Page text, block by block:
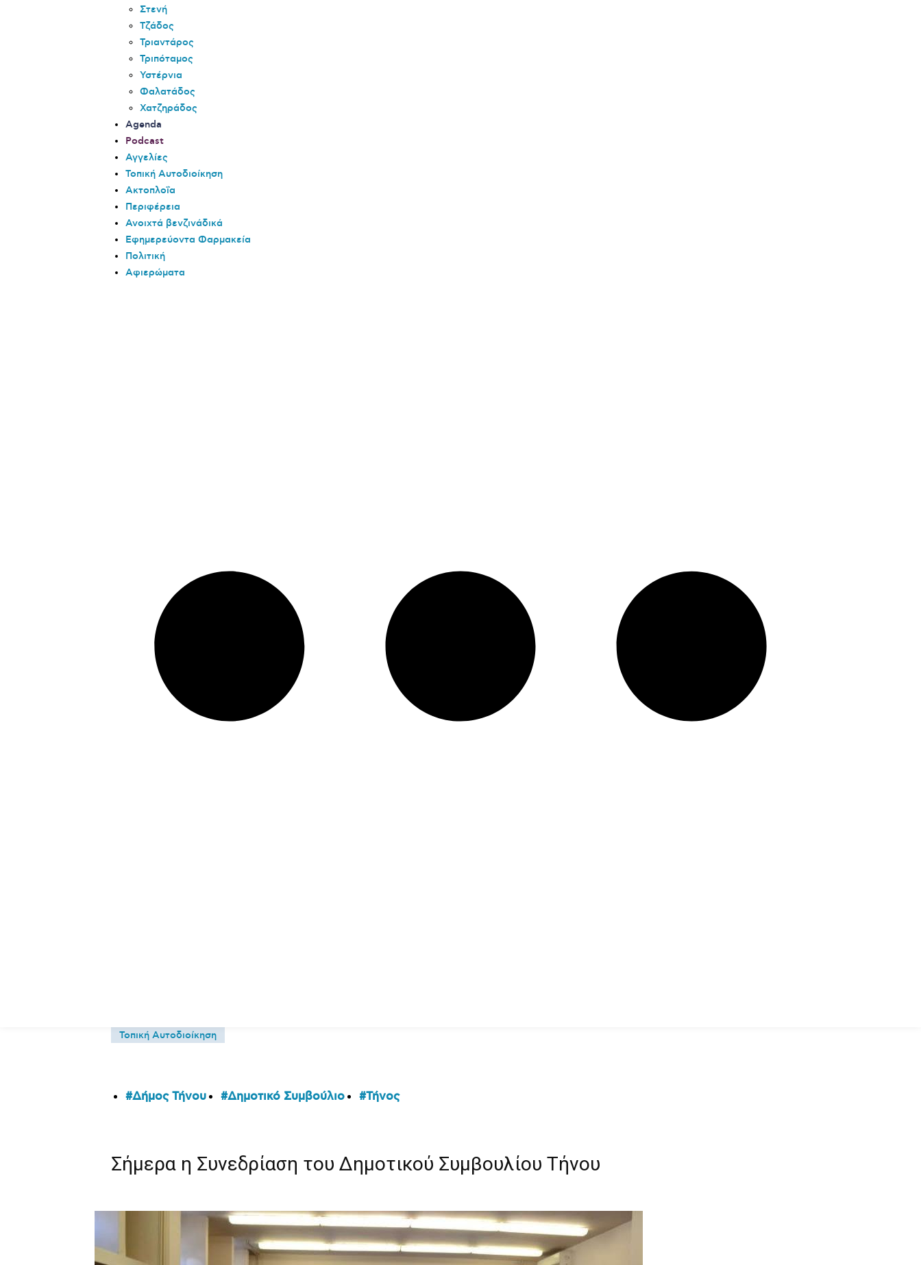
Στενή
Τζάδος
Τριαντάρος
Τριπόταμος
Υστέρνια
Φαλατάδος
Χατζηράδος
Agenda
Podcast
Αγγελίες
Τοπική Αυτοδιοίκηση
Ακτοπλοΐα
Περιφέρεια
Ανοιχτά βενζινάδικά
Εφημερεύοντα Φαρμακεία
Πολιτική
Αφιερώματα
Τοπική Αυτοδιοίκηση
Δήμος Τήνου Δημοτικό Συμβούλιο Τήνος
Σήμερα η Συνεδρίαση του Δημοτικού Συμβουλίου Τήνου